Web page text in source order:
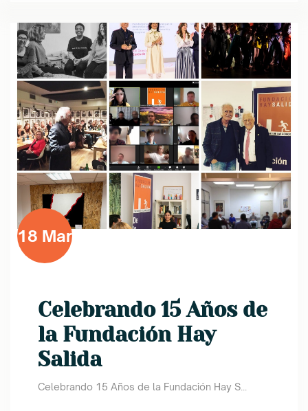
18 Mar
Celebrando 15 Años de
la Fundación Hay
Salida
Celebrando 15 Años de la Fundación Hay S...